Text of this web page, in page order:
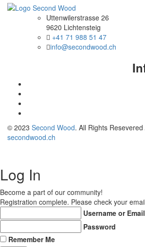
Uttenwilerstrasse 26
9620 Lichtensteig
+41 71 988 51 47
info@secondwood.ch
© 2023 Second Wood. All Rights
secondwood.ch
Log In
Become a part of our community!
Registration complete. Please check your
Username or
Password
Remember Me